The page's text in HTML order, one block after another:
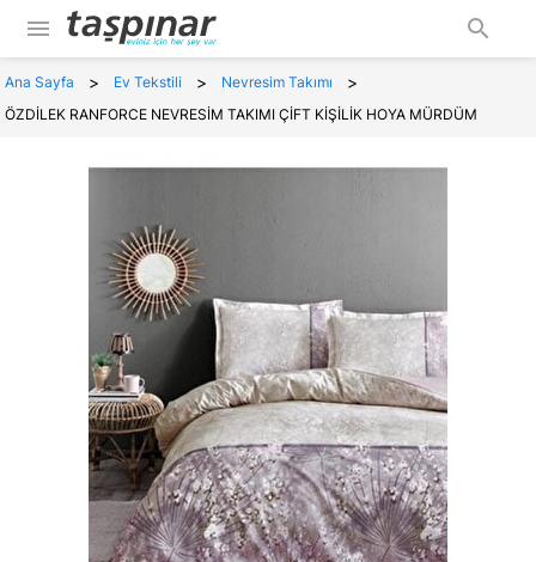
menu search
Ana Sayfa > Ev Tekstili > Nevresim Takımı >
ÖZDİLEK RANFORCE NEVRESİM TAKIMI ÇİFT KİŞİLİK HOYA MÜRDÜM